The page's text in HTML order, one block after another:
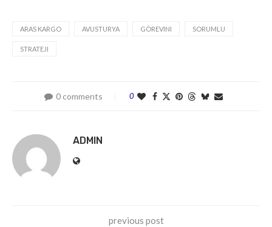
ARAS KARGO AVUSTURYA GÖREVINI SORUMLU
STRATEJI
0 comments 0
ADMIN
previous post